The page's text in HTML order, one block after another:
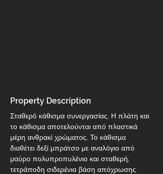
Property Description
Σταθερό κάθισμα συνεργασίας. Η πλάτη και
το κάθισμα αποτελούνται από πλαστικά
μέρη ανθρακί χρώματος. Το κάθισμα
διαθέτει δεξί μπράτσο με αναλόγιο από
μαύρο πολυπροπυλένιο και σταθερή,
τετράποδη σιδερένια βάση απόχρωσης